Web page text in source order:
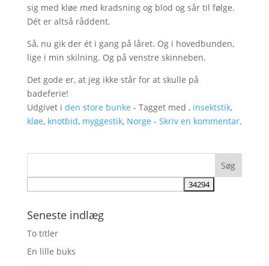
sig med kløe med kradsning og blod og sår til følge.
Dét er altså råddent.
Så, nu gik der ét i gang på låret. Og i hovedbunden,
lige i min skilning. Og på venstre skinneben.
Det gode er, at jeg ikke står for at skulle på
badeferie!
Udgivet i den store bunke - Tagget med , insektstik,
kløe, knotbid, myggestik, Norge - Skriv en kommentar.
Seneste indlæg
To titler
En lille buks